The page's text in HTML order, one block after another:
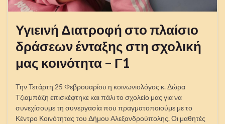
Υγιεινή Διατροφή στο πλαίσιο
δράσεων ένταξης στη σχολική
μας κοινότητα – Γ1
Την Τετάρτη 25 Φεβρουαρίου η κοινωνιολόγος κ. Δώρα
Τζιαμπάζη επισκέφτηκε και πάλι το σχολείο μας για να
συνεχίσουμε τη συνεργασία που πραγματοποιούμε με το
Κέντρο Κοινότητας του Δήμου Αλεξανδρούπολης. Οι μαθητές